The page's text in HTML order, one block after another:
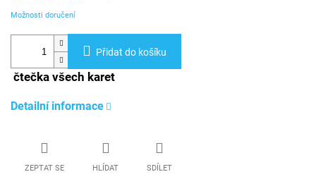
Možnosti doručení
Přidat do košíku
čtečka všech karet
Detailní informace
ZEPTAT SE HLÍDAT SDÍLET